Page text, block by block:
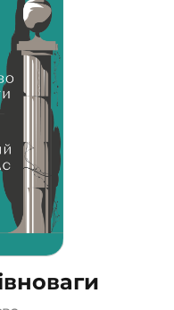
(527)
(55)